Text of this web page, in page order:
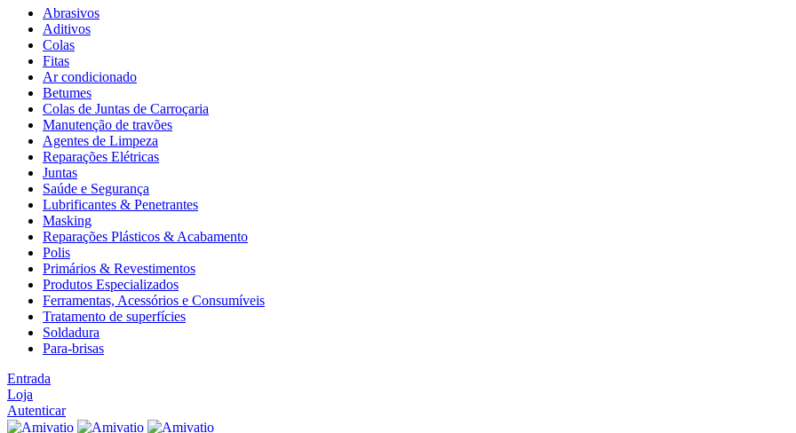
Abrasivos
Aditivos
Colas
Fitas
Ar condicionado
Betumes
Colas de Juntas de Carroçaria
Manutenção de travões
Agentes de Limpeza
Reparações Elétricas
Juntas
Saúde e Segurança
Lubrificantes & Penetrantes
Masking
Reparações Plásticos & Acabamento
Polis
Primários & Revestimentos
Produtos Especializados
Ferramentas, Acessórios e Consumíveis
Tratamento de superfícies
Soldadura
Para-brisas
Entrada
Loja
Autenticar